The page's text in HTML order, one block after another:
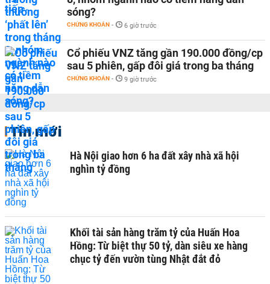
sóng?
CHỨNG KHOÁN - 6 giờ trước
Cổ phiếu VNZ tăng gần 190.000 đồng/cp
sau 5 phiên, gấp đôi giá trong ba tháng
CHỨNG KHOÁN - 9 giờ trước
Tin mới
Hà Nội giao hơn 6 ha đất xây nhà xã hội
nghìn tỷ đồng
Khối tài sản hàng trăm tỷ của Huấn Hoa
Hồng: Từ biệt thự 50 tỷ, dàn siêu xe hàng
chục tỷ đến vườn tùng Nhật đắt đỏ